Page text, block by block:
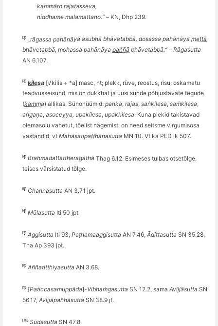
kammāro rajatasseva,
niddhame malamattano.“ – KN, Dhp 239.
[2] „rāgassa pahānāya asubhā bhāvetabbā, dosassa pahānāya mettā
bhāvetabbā, mohassa pahānāya paññā bhāvetabbā.“ – Rāgasutta
AN 6.107.
[3] kilesa [√kilis + *a] masc, nt; plekk, rüve, reostus, risu; oskamatu
teadvusseisund, mis on dukkhat ja uusi sünde põhjustavate tegude
(kamma) allikas. Sünonüümid: paṅka, rajas, saṅkilesa, saṁkilesa,
aṅgaṇa, asoceyya, upakilesa, upakkilesa. Kuna plekid takistavad
olemasolu vahetut, tõelist nägemist, on need seitsme virgumisosa
vastandid, vt Mahāsatipaṭṭhānasutta MN 10. Vt ka PED lk 507.
[4] Brahmadattattheragāthā Thag 6.12. Esimeses tulbas otsetõlge,
teises värsistatud tõlge.
[5] Channasutta AN 3.71 jpt.
[6] Mūlasutta Iti 50 jpt
[7] Aggisutta Iti 93, Paṭhamaaggisutta AN 7.46, Ādittasutta SN 35.28,
Tha Ap 393 jpt.
[8] Aññatitthiyasutta AN 3.68.
[9] [Paṭiccasamuppāda]-Vibhaṁgasutta SN 12.2, sama Avijjāsutta SN
56.17, Avijjāpañhāsutta SN 38.9 jt.
[10] Sūdasutta SN 47.8.